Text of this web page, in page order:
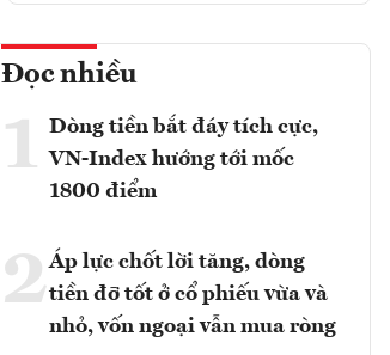
Đọc nhiều
1 Dòng tiền bắt đáy tích cực,
VN-Index hướng tới mốc
1800 điểm
2Áp lực chốt lời tăng, dòng
tiền đỡ tốt ở cổ phiếu vừa và
nhỏ, vốn ngoại vẫn mua ròng